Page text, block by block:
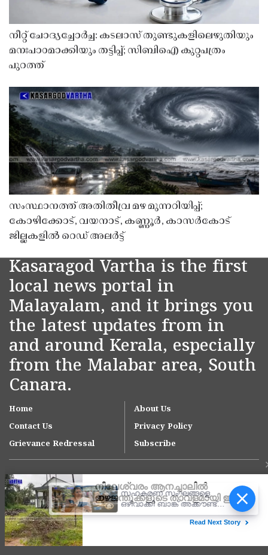
നീറ്റ് ചോദ്യച്ചോർച്ച: കടലാസ് തുണ്ടുകളിലെഴുതിയും
മനഃപാഠമാക്കിയും തട്ടിപ്പ്; സിബിഐ കുറ്റപത്രം
പുറത്ത്
സംസ്ഥാനത്ത് അതിതീവ്ര മഴ മുന്നറിയിപ്പ്;
കോഴിക്കോട്, വയനാട്, കണ്ണൂർ, കാസർകോട്
ജില്ലകളിൽ റെഡ് അലർട്ട്
Kasaragod Vartha is the first
local news portal in
Malayalam, and it brings you
the latest updates from in
and around Kerala, especially
from the Malabar area, South
Canara.
Home
About Us
Contact Us
Privacy Policy
Grievance Redressal
Subscribe
Copyright © 2007-
സഹകരണ സംഘങ്ങളെ
ഒഴിവാക്കി ബാങ്ക് അക്കൗണ്ട്
വഴി പെൻഷൻ വിതരണം;
ആശയക്കുഴപ്പത്തിൽ